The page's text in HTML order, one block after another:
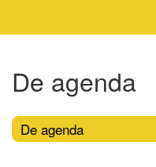
De agenda
De agenda